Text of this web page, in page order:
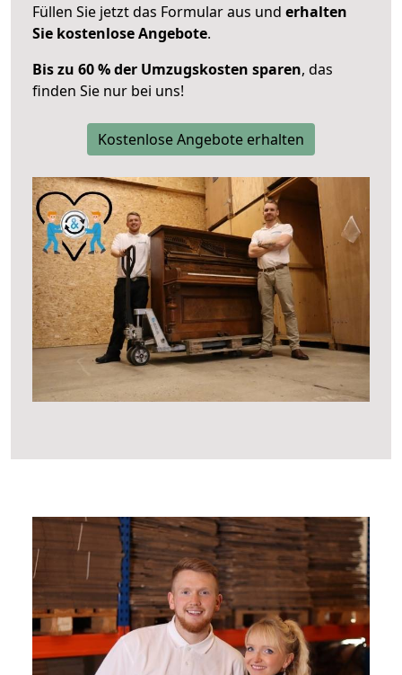
Füllen Sie jetzt das Formular aus und erhalten
Sie kostenlose Angebote.
Bis zu 60 % der Umzugskosten sparen, das
finden Sie nur bei uns!
Kostenlose Angebote erhalten